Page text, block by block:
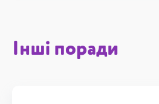
Інші поради